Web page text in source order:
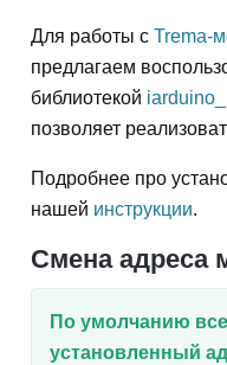
Для работы с Trema-
предлагаем
библиотекой
позволяет
Подробнее про
нашей инструкции.
Смена адреса
По умолчанию
установленный